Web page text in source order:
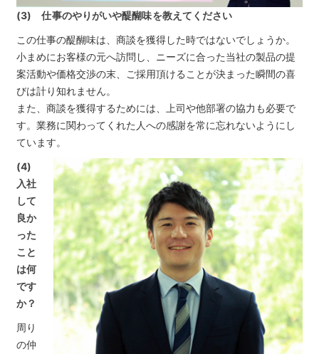
(3) 仕事のやりがいや醍醐味を教えてください
この仕事の醍醐味は、商談を獲得した時ではないでしょうか。
小まめにお客様の元へ訪問し、ニーズに合った当社の製品の提
案活動や価格交渉の末、ご採用頂けることが決まった瞬間の喜
びは計り知れません。
また、商談を獲得するためには、上司や他部署の協力も必要で
す。業務に関わってくれた人への感謝を常に忘れないようにし
ています。
(4)
入社
して
良か
った
こと
は何
です
か？
周り
の仲